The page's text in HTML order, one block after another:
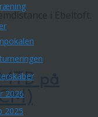
2026
2025
i Ebeltoft.
på